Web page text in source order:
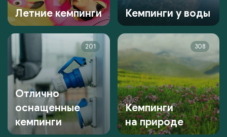
Летние кемпинги Кемпинги у воды
201
Отлично
оснащенные
кемпинги
308
Кемпинги
на природе